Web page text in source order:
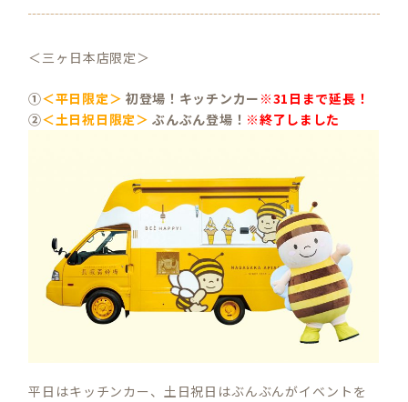
＜三ヶ日本店限定＞
①＜平日限定＞ 初登場！キッチンカー ※31日まで延長！
②＜土日祝日限定＞ ぶんぶん登場！ ※終了しました
平日はキッチンカー、土日祝日はぶんぶんがイベントを